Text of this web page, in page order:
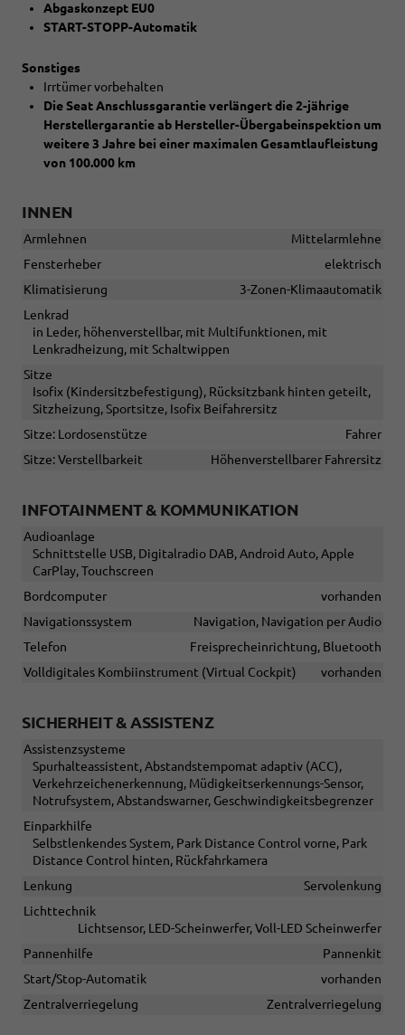
Abgaskonzept EU0
START-STOPP-Automatik
Sonstiges
Irrtümer vorbehalten
Die Seat Anschlussgarantie verlängert die 2-jährige
Herstellergarantie ab Hersteller-Übergabeinspektion um
weitere 3 Jahre bei einer maximalen Gesamtlaufleistung
von 100.000 km
INNEN
Armlehnen
Mittelarmlehne
Fensterheber
elektrisch
Klimatisierung
3-Zonen-Klimaautomatik
Lenkrad
in Leder, höhenverstellbar, mit Multifunktionen, mit
Lenkradheizung, mit Schaltwippen
Sitze
Isofix (Kindersitzbefestigung), Rücksitzbank hinten geteilt,
Sitzheizung, Sportsitze, Isofix Beifahrersitz
Sitze: Lordosenstütze
Fahrer
Sitze: Verstellbarkeit
Höhenverstellbarer Fahrersitz
INFOTAINMENT & KOMMUNIKATION
Audioanlage
Schnittstelle USB, Digitalradio DAB, Android Auto, Apple
CarPlay, Touchscreen
Bordcomputer
vorhanden
Navigationssystem
Navigation, Navigation per Audio
Telefon
Freisprecheinrichtung, Bluetooth
Volldigitales Kombiinstrument (Virtual Cockpit)
vorhanden
SICHERHEIT & ASSISTENZ
Assistenzsysteme
Spurhalteassistent, Abstandstempomat adaptiv (ACC),
Verkehrzeichenerkennung, Müdigkeitserkennungs-Sensor,
Notrufsystem, Abstandswarner, Geschwindigkeitsbegrenzer
Einparkhilfe
Selbstlenkendes System, Park Distance Control vorne, Park
Distance Control hinten, Rückfahrkamera
Lenkung
Servolenkung
Lichttechnik
Lichtsensor, LED-Scheinwerfer, Voll-LED Scheinwerfer
Pannenhilfe
Pannenkit
Start/Stop-Automatik
vorhanden
Zentralverriegelung
Zentralverriegelung